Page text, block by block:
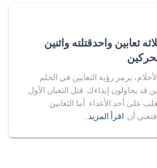
ثعابين واحدقتلته واثنين
يرمز رؤية الثعابين في الحلم
قد يحاولون إيذاءك. قتل الثعبان الأول
على أحد الأعداء. أما الثعابين
أن اقرأ المزيد…